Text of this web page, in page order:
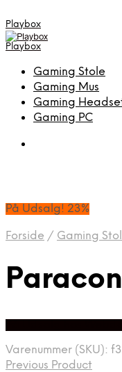
Playbox
Playbox
Gaming Stole
Gaming Mus
Gaming
Gaming PC
På Udsalg! 23%
Forside / Gaming
Varenummer (SKU):
Previous Product